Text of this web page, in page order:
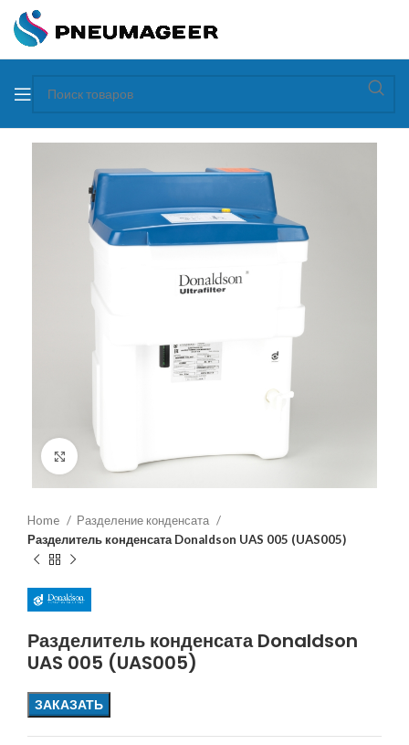
Увеличить
Home
Разделение конденсата
Разделитель конденсата Donaldson UAS 005 (UAS005)
Разделитель конденсата Donaldson
UAS 005 (UAS005)
ЗАКАЗАТЬ